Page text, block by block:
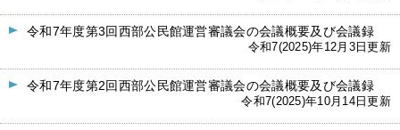
令和7年度第3回西部公民館運営審議会の会議概要及び会議録
令和7(2025)年12月3日更新
令和7年度第2回西部公民館運営審議会の会議概要及び会議録
令和7(2025)年10月14日更新